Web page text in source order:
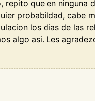
repito que en ninguna
probabildad, cabe
los dias de las
algo asi. Les